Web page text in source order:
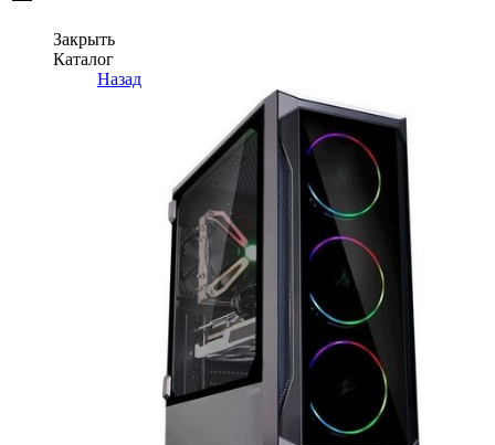
Закрыть
Каталог
Назад